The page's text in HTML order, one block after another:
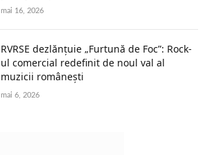
mai 16, 2026
RVRSE dezlănțuie „Furtună de Foc”: Rock-
ul comercial redefinit de noul val al
muzicii românești
mai 6, 2026